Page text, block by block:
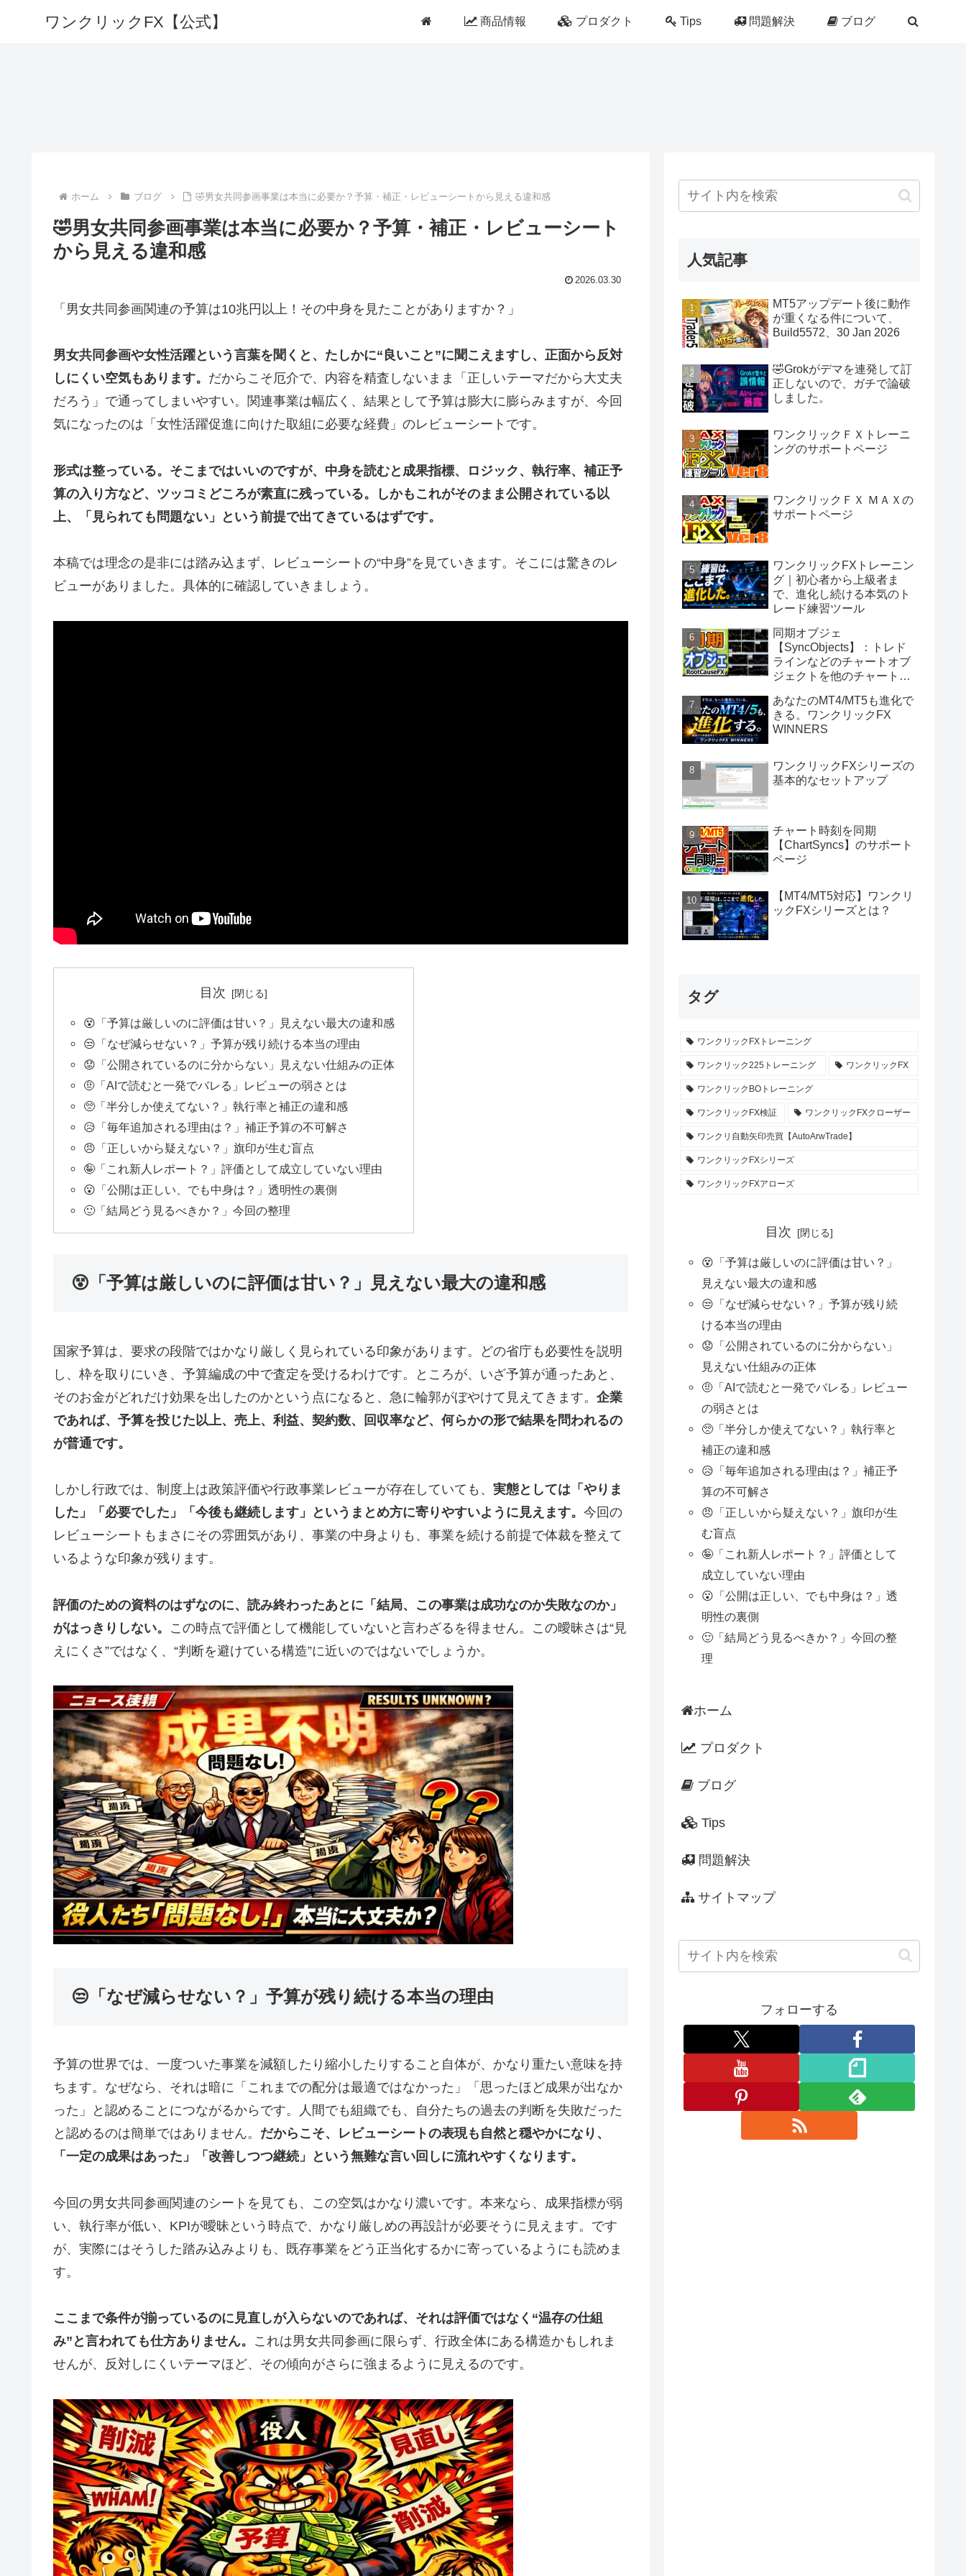
ワンクリックFX【公式】 商品情報 プロダクト Tips 問題解決 ブログ
ホーム ブログ 🤣男女共同参画事業は本当に必要か？予算・補正・レビューシートから見える違和感
🤣男女共同参画事業は本当に必要か？予算・補正・レビューシート
から見える違和感
2026.03.30
「男女共同参画関連の予算は10兆円以上！その中身を見たことがありますか？」
男女共同参画や女性活躍という言葉を聞くと、たしかに“良いこと”に聞こえますし、正面から反対
しにくい空気もあります。 だからこそ厄介で、内容を精査しないまま「正しいテーマだから大丈夫
だろう」で通ってしまいやすい。関連事業は幅広く、結果として予算は膨大に膨らみますが、今回
気になったのは「女性活躍促進に向けた取組に必要な経費」のレビューシートです。
形式は整っている。そこまではいいのですが、中身を読むと成果指標、ロジック、執行率、補正予
算の入り方など、ツッコミどころが素直に残っている。しかもこれがそのまま公開されている以
上、「見られても問題ない」という前提で出てきているはずです。
本稿では理念の是非には踏み込まず、レビューシートの“中身”を見ていきます。そこには驚きのレ
ビューがありました。具体的に確認していきましょう。
目次
😵「予算は厳しいのに評価は甘い？」見えない最大の違和感
😒「なぜ減らせない？」予算が残り続ける本当の理由
😟「公開されているのに分からない」見えない仕組みの正体
🤨「AIで読むと一発でバレる」レビューの弱さとは
🥺「半分しか使えてない？」執行率と補正の違和感
😥「毎年追加される理由は？」補正予算の不可解さ
😠「正しいから疑えない？」旗印が生む盲点
🤪「これ新人レポート？」評価として成立していない理由
😮「公開は正しい、でも中身は？」透明性の裏側
🙂「結局どう見るべきか？」今回の整理
😵「予算は厳しいのに評価は甘い？」見えない最大の違和感
国家予算は、要求の段階ではかなり厳しく見られている印象があります。どの省庁も必要性を説明
し、枠を取りにいき、予算編成の中で査定を受けるわけです。ところが、いざ予算が通ったあと、
そのお金がどれだけ効果を出したのかという点になると、急に輪郭がぼやけて見えてきます。 企業
であれば、予算を投じた以上、売上、利益、契約数、回収率など、何らかの形で結果を問われるの
が普通です。
しかし行政では、制度上は政策評価や行政事業レビューが存在していても、 実態としては「やりま
した」「必要でした」「今後も継続します」というまとめ方に寄りやすいように見えます。 今回の
レビューシートもまさにその雰囲気があり、事業の中身よりも、事業を続ける前提で体裁を整えて
いるような印象が残ります。
評価のための資料のはずなのに、読み終わったあとに「結局、この事業は成功なのか失敗なのか」
がはっきりしない。 この時点で評価として機能していないと言わざるを得ません。この曖昧さは“見
えにくさ”ではなく、“判断を避けている構造”に近いのではないでしょうか。
😒「なぜ減らせない？」予算が残り続ける本当の理由
予算の世界では、一度ついた事業を減額したり縮小したりすること自体が、かなり重たい意味を持
ちます。なぜなら、それは暗に「これまでの配分は最適ではなかった」「思ったほど成果が出なか
った」と認めることにつながるからです。人間でも組織でも、自分たちの過去の判断を失敗だった
と認めるのは簡単ではありません。 だからこそ、レビューシートの表現も自然と穏やかになり、
「一定の成果はあった」「改善しつつ継続」という無難な言い回しに流れやすくなります。
今回の男女共同参画関連のシートを見ても、この空気はかなり濃いです。本来なら、成果指標が弱
い、執行率が低い、KPIが曖昧という時点で、かなり厳しめの再設計が必要そうに見えます。です
が、実際にはそうした踏み込みよりも、既存事業をどう正当化するかに寄っているようにも読めま
す。
ここまで条件が揃っているのに見直しが入らないのであれば、それは評価ではなく“温存の仕組
み”と言われても仕方ありません。 これは男女共同参画に限らず、行政全体にある構造かもしれま
せんが、反対しにくいテーマほど、その傾向がさらに強まるように見えるのです。
人気記事
MT5アップデート後に動作
が重くなる件について、
Build5572、30 Jan 2026
🤣Grokがデマを連発して訂
正しないので、ガチで論破
しました。
ワンクリックＦＸトレーニ
ングのサポートページ
ワンクリックＦＸ ＭＡＸの
サポートページ
ワンクリックFXトレーニン
グ｜初心者から上級者ま
で、進化し続ける本気のト
レード練習ツール
同期オブジェ
【SyncObjects】：トレド
ラインなどのチャートオブ
ジェクトを他のチャートに
あなたのMT4/MT5も進化で
きる。ワンクリックFX
WINNERS
ワンクリックFXシリーズの
基本的なセットアップ
チャート時刻を同期
【ChartSyncs】のサポート
ページ
【MT4/MT5対応】ワンクリ
ックFXシリーズとは？
タグ
ワンクリックFXトレーニング
ワンクリック225トレーニング ワンクリックFX
ワンクリックBOトレーニング
ワンクリックFX検証 ワンクリックFXクローザー
ワンクリ自動矢印売買【AutoArwTrade】
ワンクリックFXシリーズ
ワンクリックFXアローズ
目次
😵「予算は厳しいのに評価は甘い？」
見えない最大の違和感
😒「なぜ減らせない？」予算が残り続
ける本当の理由
😟「公開されているのに分からない」
見えない仕組みの正体
🤨「AIで読むと一発でバレる」レビュー
の弱さとは
🥺「半分しか使えてない？」執行率と
補正の違和感
😥「毎年追加される理由は？」補正予
算の不可解さ
😠「正しいから疑えない？」旗印が生
む盲点
🤪「これ新人レポート？」評価として
成立していない理由
😮「公開は正しい、でも中身は？」透
明性の裏側
🙂「結局どう見るべきか？」今回の整
理
ホーム
プロダクト
ブログ
Tips
問題解決
サイトマップ
フォローする